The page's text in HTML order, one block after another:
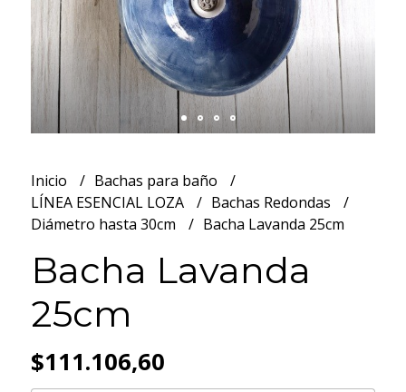
Inicio
Bachas para baño
LÍNEA ESENCIAL LOZA
Bachas Redondas
Diámetro hasta 30cm
Bacha Lavanda 25cm
Bacha Lavanda
25cm
$111.106,60